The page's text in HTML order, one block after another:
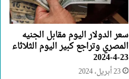
سعر الدولار اليوم مقابل الجنيه
المصري وتراجع كبير اليوم الثلاثاء
23-4-2024
23 أبريل، 2024